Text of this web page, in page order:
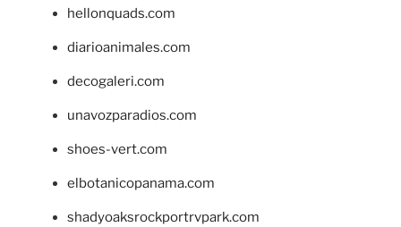
hellonquads.com
diarioanimales.com
decogaleri.com
unavozparadios.com
shoes-vert.com
elbotanicopanama.com
shadyoaksrockportrvpark.com